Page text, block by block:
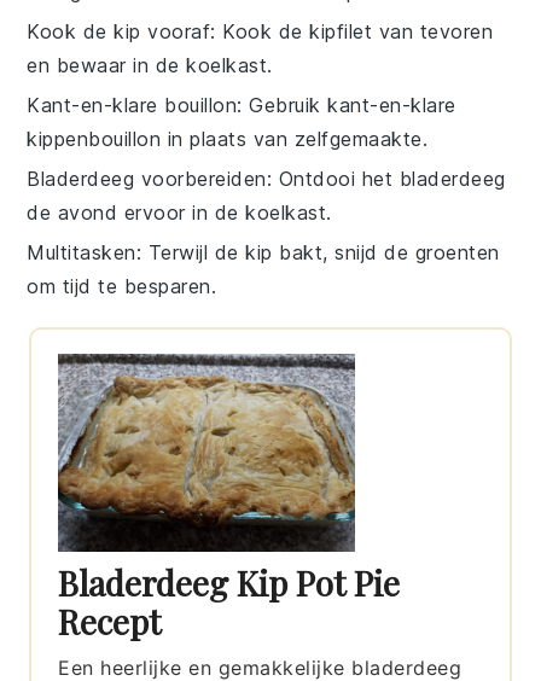
Kook de kip vooraf: Kook dekipfilet van tevoren
en bewaar in de koelkast.
Kant-en-klare bouillon: Gebruikkant-en-klare
kippenbouillon in plaats van zelfgemaakte.
Bladerdeeg voorbereiden: Ontdooi het bladerdeeg
de avond ervoor in de koelkast.
Multitasken: Terwijl dekip bakt, snijd de groenten
om tijd te besparen.
Bladerdeeg Kip Pot Pie
Recept
Een heerlijke en gemakkelijke bladerdeeg